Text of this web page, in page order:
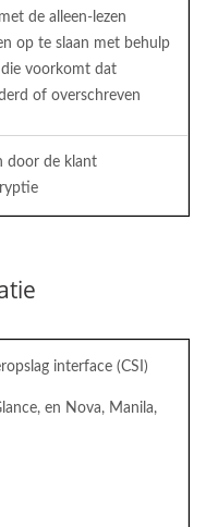
de alleen-lezen
op te slaan met behulp
voorkomt dat
of overschreven
door de klant
interface (CSI)
en Nova, Manila,